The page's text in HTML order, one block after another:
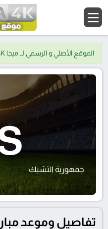
الموقع الأصلي و الرسمي لــ ميجا 4K , ولا يوجد لدينا موقع اخر.
جمهورية التشيك
تفاصيل وموعد